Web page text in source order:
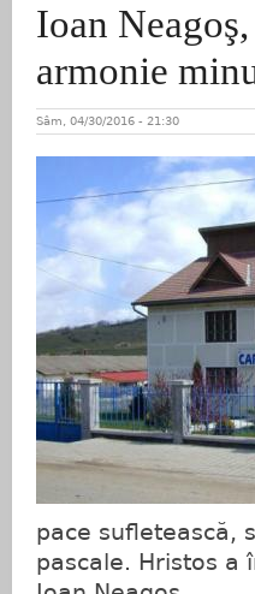
Ioan
armonie
Sâm, 04/30/2016 - 21:30
pace sufletească,
pascale. Hristos a